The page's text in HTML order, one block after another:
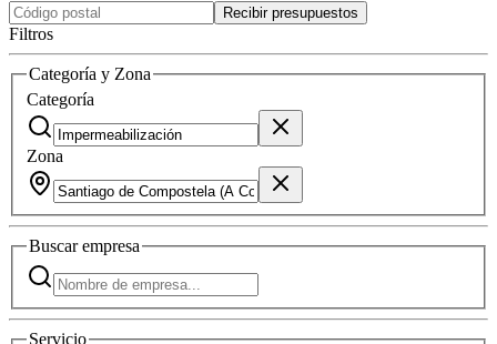
Recibir presupuestos
Filtros
Categoría y Zona
Categoría
Zona
Buscarempresa
Servicio